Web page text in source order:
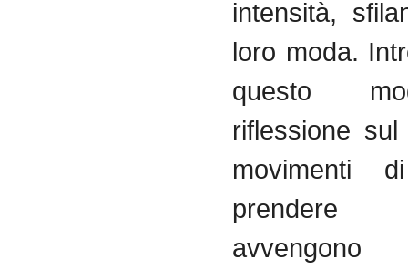
intensità,
loro moda.
questo
riflessione
movimenti
avvengono